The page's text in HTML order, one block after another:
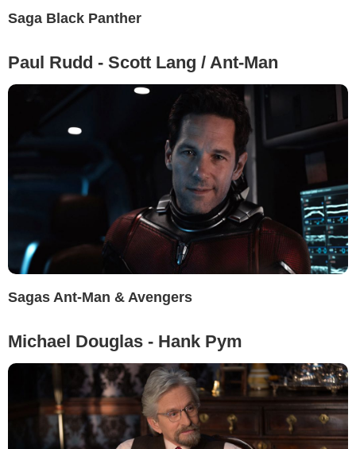
Saga Black Panther
Paul Rudd - Scott Lang / Ant-Man
Sagas Ant-Man & Avengers
Michael Douglas - Hank Pym